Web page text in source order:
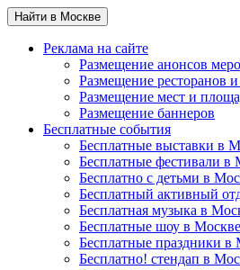
Найти в Москве
Реклама на сайте
Размещение анонсов
Размещение ресторанов
Размещение мест и
Размещение баннеров
Бесплатные события
Бесплатные выставки в
Бесплатные фестивали в
Бесплатно с детьми в
Бесплатный активный
Бесплатная музыка в
Бесплатные шоу в Москве
Бесплатные праздники в
Бесплатно! стендап в